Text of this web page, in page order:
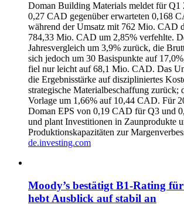
Doman Building Materials meldet für Q1
0,27 CAD gegenüber erwarteten 0,168
während der Umsatz mit 762 Mio. CAD
784,33 Mio. CAD um 2,85% verfehlte.
Jahresvergleich um 3,9% zurück, die
sich jedoch um 30 Basispunkte auf
fiel nur leicht auf 68,1 Mio. CAD. Das
die Ergebnisstärke auf diszipliniertes
strategische Materialbeschaffung zurück;
Vorlage um 1,66% auf 10,44 CAD. Für
Doman EPS von 0,19 CAD für Q3 und
und plant Investitionen in Zaunprodukte
Produktionskapazitäten zur
de.investing.com
Moody’s bestätigt B1-Rating
hebt Ausblick auf stabil an